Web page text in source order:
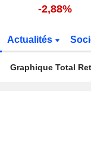
-2,88%
Actualités
Graphique Total